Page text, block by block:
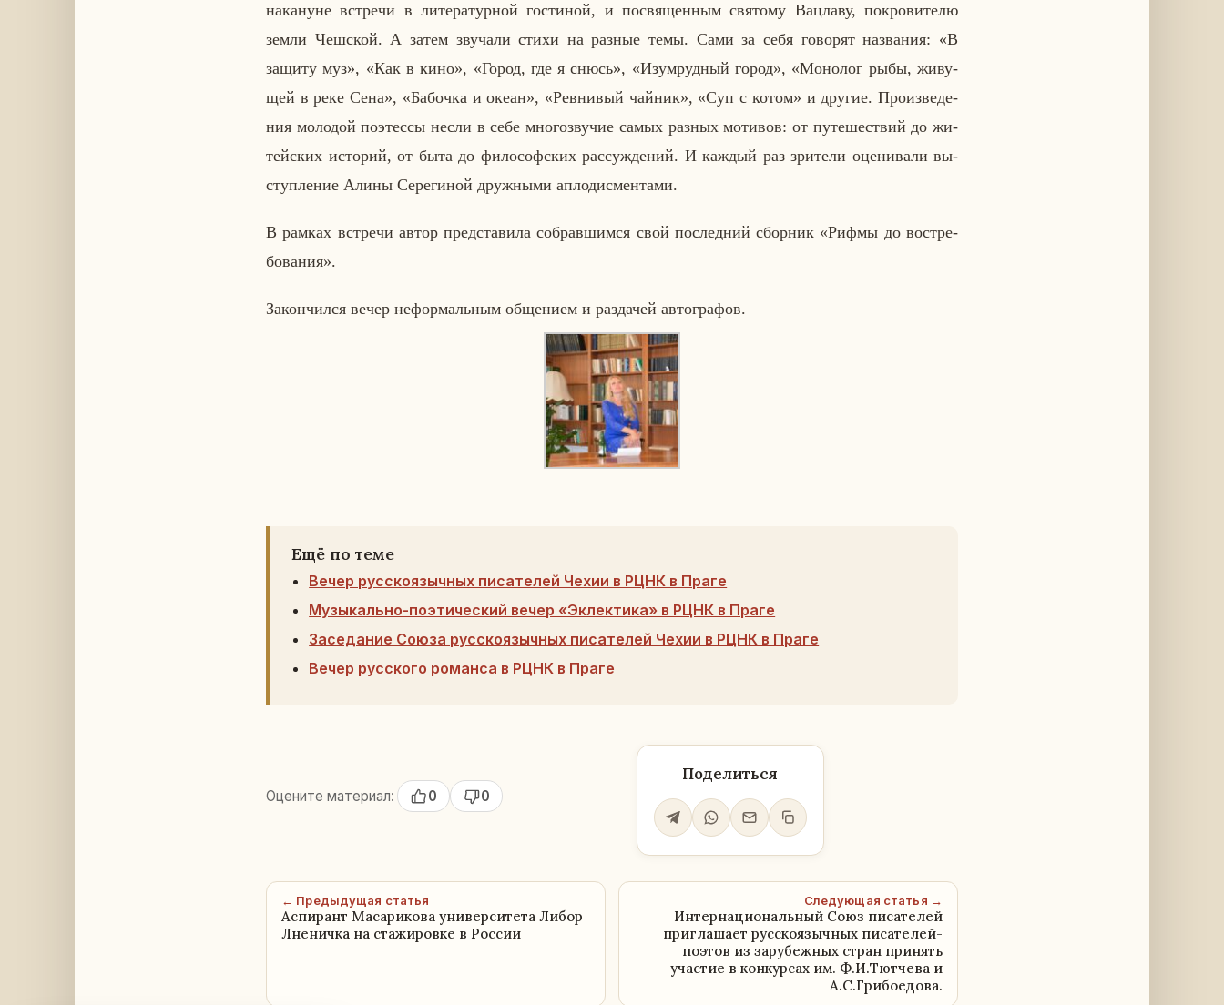
на­ка­нуне встре­чи в ли­те­ра­тур­ной го­сти­ной, и по­свя­щен­ным свя­то­му Вац­ла­ву, по­кро­ви­те­лю
земли Чеш­ской. А затем зву­ча­ли стихи на разные темы. Сами за себя го­во­рят на­зва­ния: «В
защиту муз», «Как в кино», «Город, где я снюсь», «Изу­мруд­ный город», «Мо­но­лог рыбы, жи­ву­
щей в реке Сена», «Ба­боч­ка и океан», «Рев­ни­вый чайник», «Суп с котом» и другие. Про­из­ве­де­
ния мо­ло­дой по­этес­сы несли в себе мно­го­зву­чие самых разных мо­ти­вов: от пу­те­ше­ствий до жи­
тей­ских ис­то­рий, от быта до фи­ло­соф­ских рас­суж­де­ний. И каждый раз зри­те­ли оце­ни­ва­ли вы­
ступ­ле­ние Алины Се­ре­ги­ной друж­ны­ми ап­ло­дис­мен­та­ми.
В рамках встре­чи автор пред­ста­ви­ла со­брав­шим­ся свой по­след­ний сбор­ник «Рифмы до вос­тре­
бо­ва­ния».
За­кон­чил­ся вечер нефор­маль­ным об­ще­ни­ем и раз­да­чей ав­то­гра­фов.
Ещё по теме
Вечер русскоязычных писателей Чехии в РЦНК в Праге
Музыкально-поэтический вечер «Эклектика» в РЦНК в Праге
Заседание Союза русскоязычных писателей Чехии в РЦНК в Праге
Вечер русского романса в РЦНК в Праге
Оцените материал: 0 0
Поделиться
← Предыдущая статья
Аспирант Масарикова университета Либор
Лненичка на стажировке в России
Следующая статья →
Интернациональный Союз писателей
приглашает русскоязычных писателей-
поэтов из зарубежных стран принять
участие в конкурсах им. Ф.И.Тютчева и
А.С.Грибоедова.